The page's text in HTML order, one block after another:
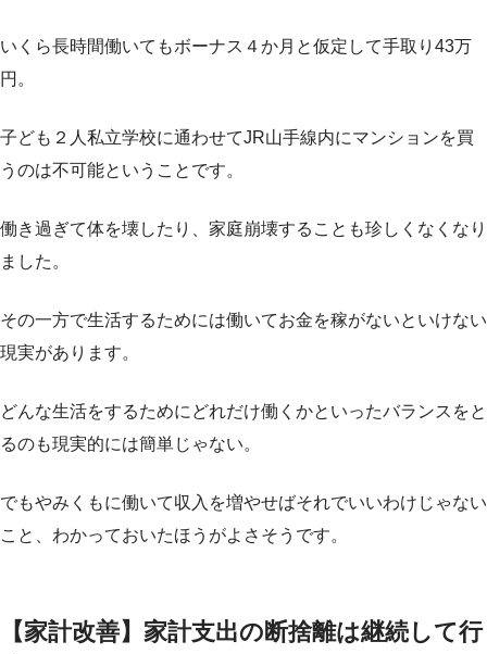
いくら長時間働いてもボーナス４か月と仮定して手取り43万
円。
子ども２人私立学校に通わせてJR山手線内にマンションを買
うのは不可能ということです。
働き過ぎて体を壊したり、家庭崩壊することも珍しくなくなり
ました。
その一方で生活するためには働いてお金を稼がないといけない
現実があります。
どんな生活をするためにどれだけ働くかといったバランスをと
るのも現実的には簡単じゃない。
でもやみくもに働いて収入を増やせばそれでいいわけじゃない
こと、わかっておいたほうがよさそうです。
【家計改善】家計支出の断捨離は継続して行